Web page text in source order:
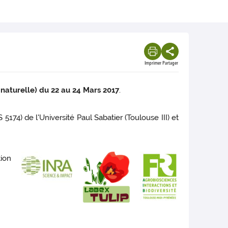
Imprimer Partager
du 22 au 24 Mars 2017.
de l'Université Paul Sabatier (Toulouse III) et